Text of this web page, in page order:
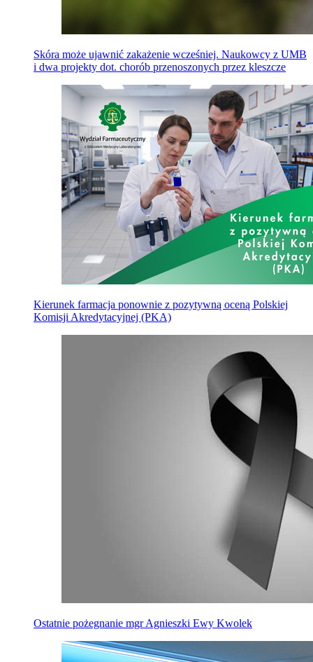
Skóra może ujawnić zakażenie wcześniej. Naukowcy z UMB
i dwa projekty dot. chorób przenoszonych przez kleszcze
Kierunek farmacja ponownie z pozytywną oceną Polskiej
Komisji Akredytacyjnej (PKA)
Ostatnie pożegnanie mgr Agnieszki Ewy Kwolek